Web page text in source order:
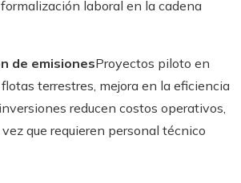
laboral en la cadena
de emisionesProyectos piloto en
terrestres, mejora en la eficiencia
reducen costos operativos,
que requieren personal técnico